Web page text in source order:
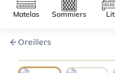
Matelas
Oreillers060 × 040